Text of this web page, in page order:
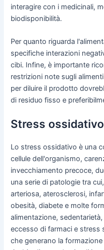
interagire con i medicinali,
biodisponibilità.
Per quanto riguarda
specifiche interazioni
cibi. Infine, è importante
restrizioni note sugli
per diluire il prodotto
di residuo fisso e
Stress
Lo stress ossidativo è una
cellule dell'organismo,
invecchiamento precoce,
una serie di patologie tra
arteriosa, aterosclerosi,
obesità, diabete e molte
alimentazione,
eccesso di farmaci e stress
che generano la